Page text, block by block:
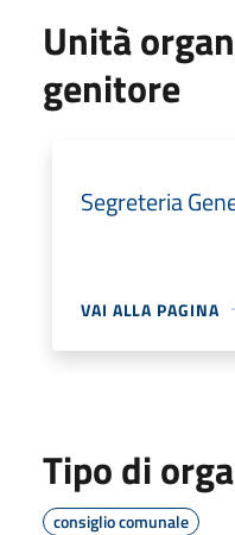
Unità
genitore
Segreteria
VAI ALLA PAGINA
Tipo di
consiglio comunale